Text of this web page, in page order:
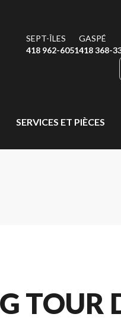
SEPT-ÎLES
418 962-6051
GASPÉ
418 368-
SERVICES ET PIÈCES
TOUR